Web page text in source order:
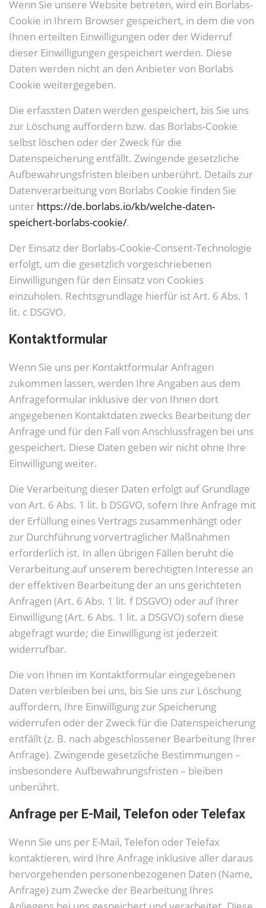
Wenn Sie unsere Website betreten, wird ein Borlabs-
Cookie in Ihrem Browser gespeichert, in dem die von
Ihnen erteilten Einwilligungen oder der Widerruf
dieser Einwilligungen gespeichert werden. Diese
Daten werden nicht an den Anbieter von Borlabs
Cookie weitergegeben.
Die erfassten Daten werden gespeichert, bis Sie uns
zur Löschung auffordern bzw. das Borlabs-Cookie
selbst löschen oder der Zweck für die
Datenspeicherung entfällt. Zwingende gesetzliche
Aufbewahrungsfristen bleiben unberührt. Details zur
Datenverarbeitung von Borlabs Cookie finden Sie
unter https://de.borlabs.io/kb/welche-daten-
speichert-borlabs-cookie/.
Der Einsatz der Borlabs-Cookie-Consent-Technologie
erfolgt, um die gesetzlich vorgeschriebenen
Einwilligungen für den Einsatz von Cookies
einzuholen. Rechtsgrundlage hierfür ist Art. 6 Abs. 1
lit. c DSGVO.
Kontaktformular
Wenn Sie uns per Kontaktformular Anfragen
zukommen lassen, werden Ihre Angaben aus dem
Anfrageformular inklusive der von Ihnen dort
angegebenen Kontaktdaten zwecks Bearbeitung der
Anfrage und für den Fall von Anschlussfragen bei uns
gespeichert. Diese Daten geben wir nicht ohne Ihre
Einwilligung weiter.
Die Verarbeitung dieser Daten erfolgt auf Grundlage
von Art. 6 Abs. 1 lit. b DSGVO, sofern Ihre Anfrage mit
der Erfüllung eines Vertrags zusammenhängt oder
zur Durchführung vorvertraglicher Maßnahmen
erforderlich ist. In allen übrigen Fällen beruht die
Verarbeitung auf unserem berechtigten Interesse an
der effektiven Bearbeitung der an uns gerichteten
Anfragen (Art. 6 Abs. 1 lit. f DSGVO) oder auf Ihrer
Einwilligung (Art. 6 Abs. 1 lit. a DSGVO) sofern diese
abgefragt wurde; die Einwilligung ist jederzeit
widerrufbar.
Die von Ihnen im Kontaktformular eingegebenen
Daten verbleiben bei uns, bis Sie uns zur Löschung
auffordern, Ihre Einwilligung zur Speicherung
widerrufen oder der Zweck für die Datenspeicherung
entfällt (z. B. nach abgeschlossener Bearbeitung Ihrer
Anfrage). Zwingende gesetzliche Bestimmungen –
insbesondere Aufbewahrungsfristen – bleiben
unberührt.
Anfrage per E-Mail, Telefon oder Telefax
Wenn Sie uns per E-Mail, Telefon oder Telefax
kontaktieren, wird Ihre Anfrage inklusive aller daraus
hervorgehenden personenbezogenen Daten (Name,
Anfrage) zum Zwecke der Bearbeitung Ihres